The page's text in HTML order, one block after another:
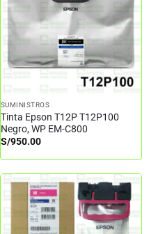
SUMINISTROS
Tinta Epson T12P T12P100
Negro, WP EM-C800
S/950.00